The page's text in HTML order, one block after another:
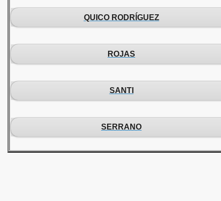
QUICO RODRÍGUEZ
ROJAS
SANTI
SERRANO